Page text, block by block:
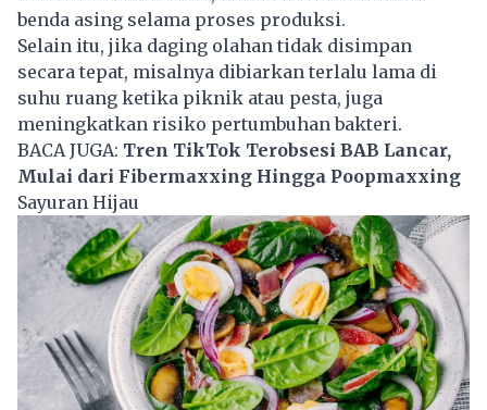
benda asing selama proses produksi.
Selain itu, jika daging olahan tidak disimpan
secara tepat, misalnya dibiarkan terlalu lama di
suhu ruang ketika piknik atau pesta, juga
meningkatkan risiko pertumbuhan bakteri.
BACA JUGA: Tren TikTok Terobsesi BAB Lancar,
Mulai dari Fibermaxxing Hingga Poopmaxxing
Sayuran Hijau